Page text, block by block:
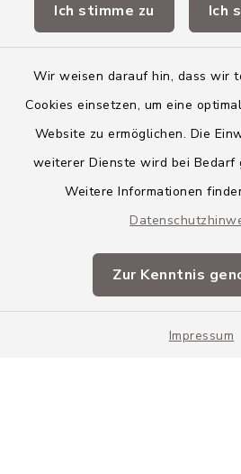
Ich stimme zu Ich
Wir weisen darauf hin, dass wir
Cookies einsetzen, um eine
Website zu ermöglichen. Die
weiterer Dienste wird bei Bedarf
Weitere Informationen
Zur Kenntnis
Impressum
Landkreis Neu-Ulm
Sitemap